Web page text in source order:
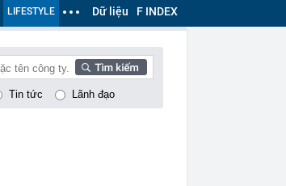
LIFESTYLE Dữ liệu F INDEX
Tin tức Lãnh đạo